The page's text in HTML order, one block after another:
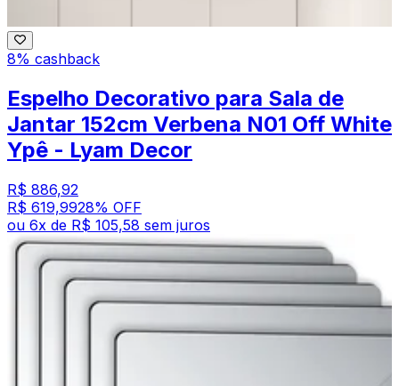
8% cashback
Espelho Decorativo para Sala de
Jantar 152cm Verbena N01 Off White
Ypê - Lyam Decor
R$ 886,92
R$ 619,9928% OFF
ou 6x de R$ 105,58 sem juros